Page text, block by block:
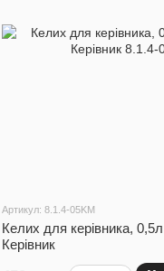
Артикул: 8.1.4-05KM
Келих для керівника,
Керівник